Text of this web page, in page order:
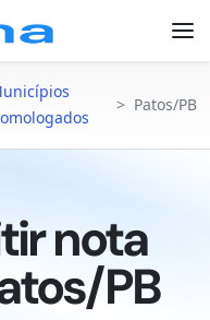
> Patos/PB
nota
PB